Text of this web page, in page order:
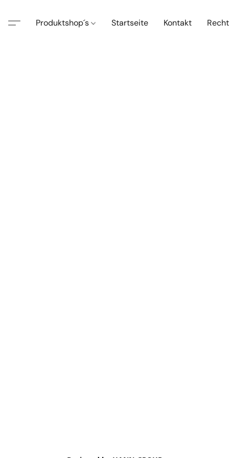
Produktshop´s Startseite Kontakt